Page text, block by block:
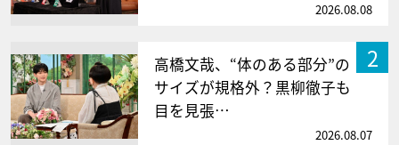
2026.08.08
2
高橋文哉、“体のある部分”の
サイズが規格外？黒柳徹子も
目を見張…
2026.08.07